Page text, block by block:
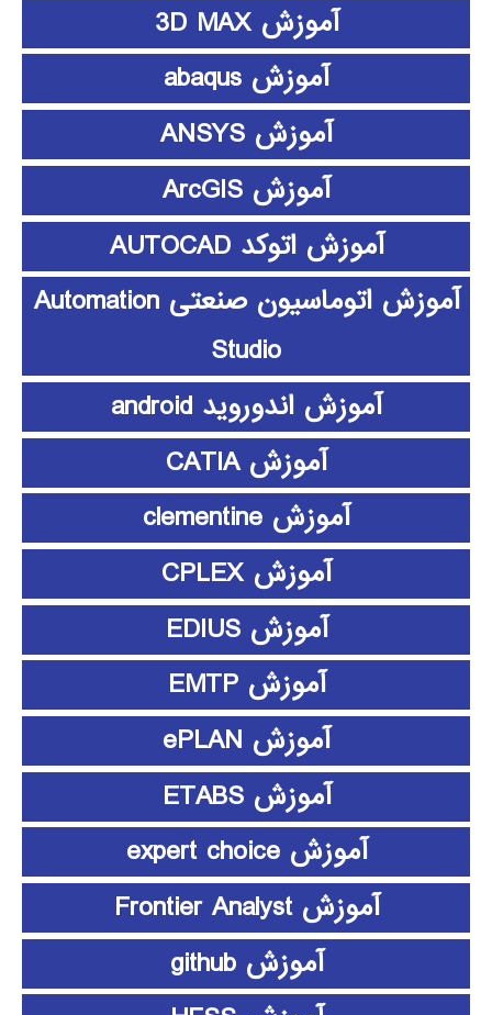
آموزش 3D MAX
آموزش abaqus
آموزش ANSYS
آموزش ArcGIS
آموزش اتوکد AUTOCAD
آموزش اتوماسیون صنعتی Automation
Studio
آموزش اندوروید android
آموزش CATIA
آموزش clementine
آموزش CPLEX
آموزش EDIUS
آموزش EMTP
آموزش ePLAN
آموزش ETABS
آموزش expert choice
آموزش Frontier Analyst
آموزش github